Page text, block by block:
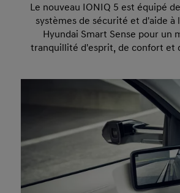
Le nouveau IONIQ 5 est équipé
systèmes de sécurité et d'aide à
Hyundai Smart Sense pour un
tranquillité d'esprit, de confort et